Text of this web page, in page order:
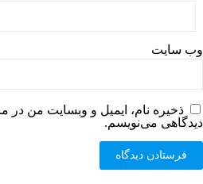
وب‌ سایت
ذخیره نام، ایمیل و وبسایت من در
دیدگاهی می‌نویسم.